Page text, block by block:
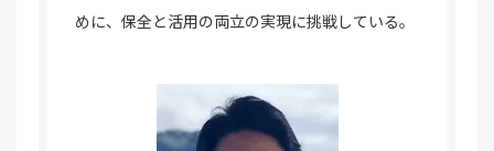
めに、保全と活用の両立の実現に挑戦している。